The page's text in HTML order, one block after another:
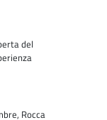
del
Rocca